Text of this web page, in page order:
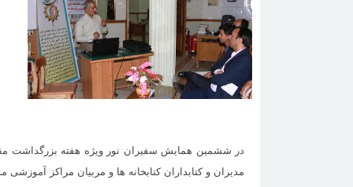
در ششمین همایش سفیران نور ویژه هفته بزرگداشت
مدیران و کتابداران کتابخانه ها و مربیان مراکز